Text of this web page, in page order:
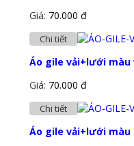
Giá: 70.000 đ
Chi tiết
Áo gile vải+lưới màu
Giá: 70.000 đ
Chi tiết
Áo gile vải+lưới